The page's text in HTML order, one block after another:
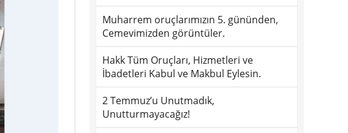
Muharrem oruçlarımızın 5. gününden,
Cemevimizden görüntüler.
Hakk Tüm Oruçları, Hizmetleri ve
İbadetleri Kabul ve Makbul Eylesin.
2 Temmuz’u Unutmadık,
Unutturmayacağız!